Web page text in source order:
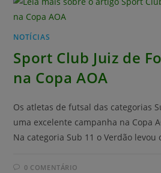
NOTÍCIAS
Sport Club Juiz de
na Copa AOA
Os atletas de futsal das categorias
uma excelente campanha na Copa
Na categoria Sub 11 o Verdão
0 COMENTÁRIO